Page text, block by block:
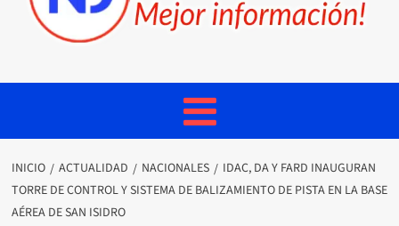
INICIO ACTUALIDAD NACIONALES
IDAC, DA Y FARD INAUGURAN
TORRE DE CONTROL Y SISTEMA DE BALIZAMIENTO DE PISTA EN LA BASE
AÉREA DE SAN ISIDRO